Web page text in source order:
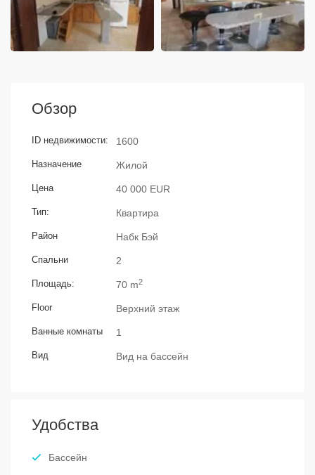
Обзор
ID недвижимости: 1600
Назначение Жилой
Цена 40 000 EUR
Тип: Квартира
Район Набк Бэй
Спальни 2
Площадь: 70 m2
Floor Верхний этаж
Ванные комнаты 1
Вид Вид на бассейн
Удобства
Бассейн